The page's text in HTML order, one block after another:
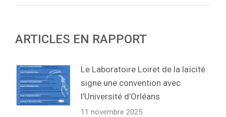
ARTICLES EN RAPPORT
Le Laboratoire Loiret de la laïcité
signe une convention avec
l’Université d’Orléans
11 novembre 2025